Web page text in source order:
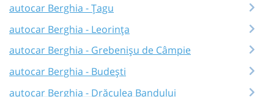
autocar Berghia - Țagu
autocar Berghia - Leorința
autocar Berghia - Grebenișu de Câmpie
autocar Berghia - Budești
autocar Berghia - Drăculea Bandului